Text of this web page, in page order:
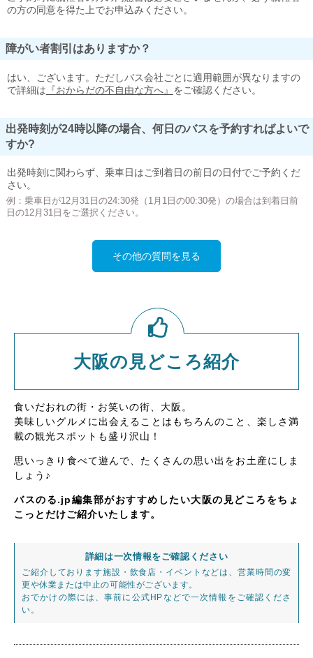
の方の同意を得た上でお申込みください。
障がい者割引はありますか？
はい、ございます。ただしバス会社ごとに適用範囲が異なりますの
で詳細は 『おからだの不自由な方へ』 をご確認ください。
出発時刻が24時以降の場合、何日のバスを予約すればよいで
すか?
出発時刻に関わらず、乗車日はご到着日の前日の日付でご予約くだ
さい。
例：乗車日が12月31日の24:30発（1月1日の00:30発）の場合は到着日前
日の12月31日をご選択ください。
その他の質問を見る
大阪の見どころ紹介
食いだおれの街・お笑いの街、大阪。
美味しいグルメに出会えることはもちろんのこと、楽しさ満
載の観光スポットも盛り沢山！
思いっきり食べて遊んで、たくさんの思い出をお土産にしま
しょう♪
バスのる.jp編集部がおすすめしたい大阪の見どころをちょ
こっとだけご紹介いたします。
詳細は一次情報をご確認ください
ご紹介しております施設・飲食店・イベントなどは、営業時間の変
更や休業または中止の可能性がございます。
おでかけの際には、事前に公式HPなどで一次情報をご確認くださ
い。